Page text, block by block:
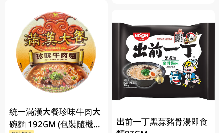
統一滿漢大餐珍味牛肉大
碗麵 192GM (包裝隨機發
出前一丁黑蒜豬骨湯即食